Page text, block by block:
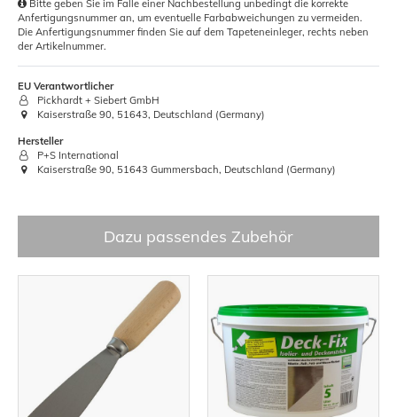
Bitte geben Sie im Falle einer Nachbestellung unbedingt die korrekte
Anfertigungsnummer an, um eventuelle Farbabweichungen zu vermeiden.
Die Anfertigungsnummer finden Sie auf dem Tapeteneinleger, rechts neben
der Artikelnummer.
EU Verantwortlicher
Pickhardt + Siebert GmbH
Kaiserstraße 90, 51643, Deutschland (Germany)
Hersteller
P+S International
Kaiserstraße 90, 51643 Gummersbach, Deutschland (Germany)
Dazu passendes Zubehör